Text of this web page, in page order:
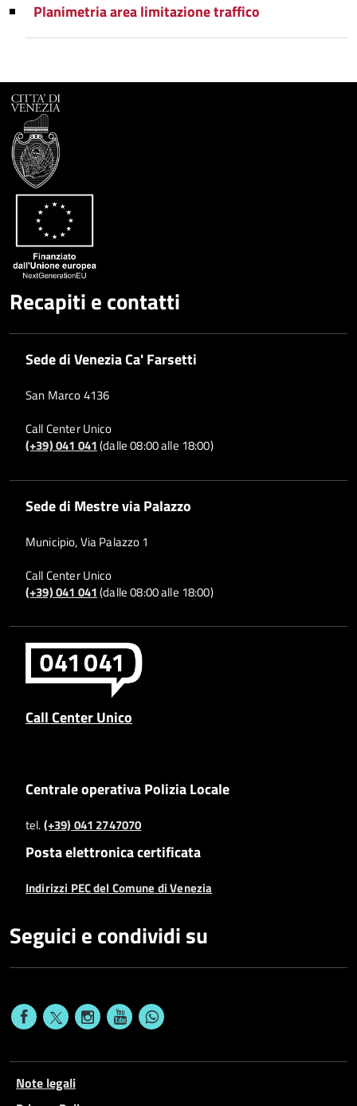
Planimetria area limitazione traffico
Recapiti e contatti
Sede di Venezia Ca' Farsetti
San Marco 4136
Call Center Unico
(+39) 041 041(dalle 08:00 alle 18:00)
Sede di Mestre via Palazzo
Municipio, Via Palazzo 1
Call Center Unico
(+39) 041 041(dalle 08:00 alle 18:00)
Call Center Unico
Centrale operativa Polizia Locale
tel.(+39) 041 2747070
Posta elettronica certificata
Indirizzi PEC del Comune di Venezia
Seguici e condividi su
Note legali